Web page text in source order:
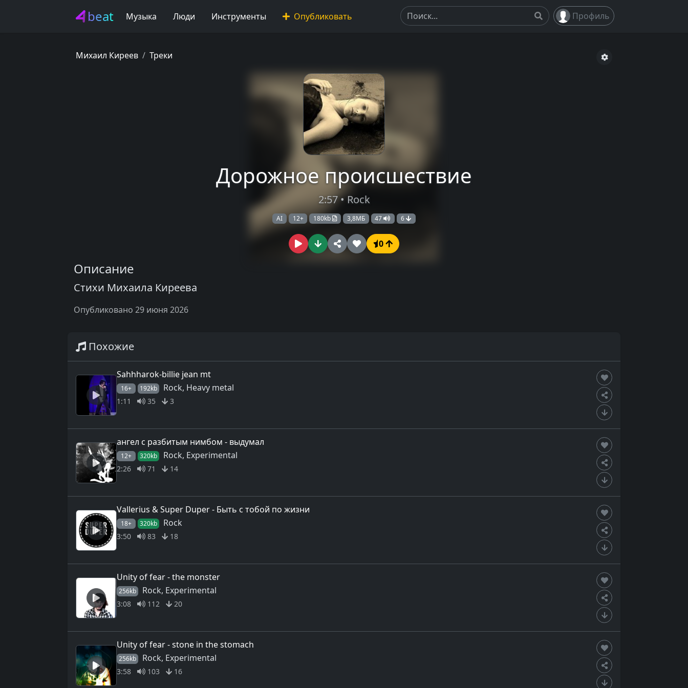
beat Музыка Люди Инструменты Опубликовать Профиль
Михаил Киреев Треки
Дорожное происшествие
2:57 • Rock
AI 12+ 180kb 3,8МБ 47 6
0
Описание
Стихи Михаила Киреева
Опубликовано 29 июня 2026
Похожие
Sahhharok-billie jean mt
16+ 192kb Rock, Heavy metal
1:11 35 3
ангел с разбитым нимбом - выдумал
12+ 320kb Rock, Experimental
2:26 71 14
Vallerius & Super Duper - Быть с тобой по жизни
18+ 320kb Rock
3:50 83 18
Unity of fear - the monster
256kb Rock, Experimental
3:08 112 20
Unity of fear - stone in the stomach
256kb Rock, Experimental
3:58 103 16